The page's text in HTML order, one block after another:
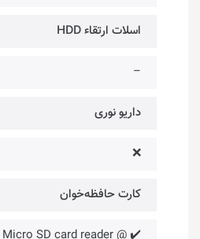
اسلات ارتقاء HDD
–
داریو نوری
❌
کارت حافظه‌خوان